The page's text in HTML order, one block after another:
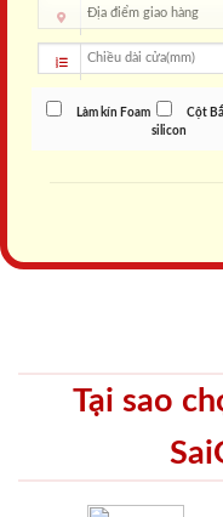
Làm kín Foam
Cột
silicon
Tại sao